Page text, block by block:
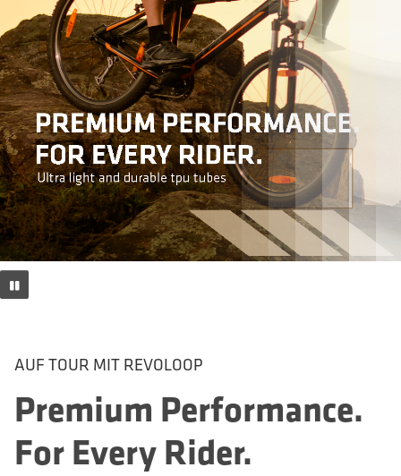
AUF TOUR MIT REVOLOOP
Premium Performance.
For Every Rider.